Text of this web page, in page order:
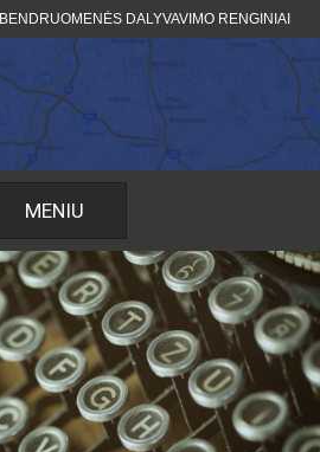
BENDRUOMENĖS DALYVAVIMO RENGINIAI
MENIU